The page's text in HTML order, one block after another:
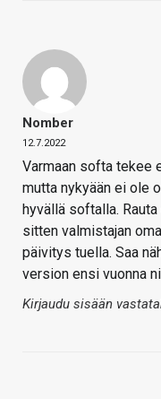
Nomber
12.7.2022
Varmaan softa tekee
mutta nykyään ei ole
hyvällä softalla.
sitten valmistajan
päivitys tuella. Saa
version ensi vuonna
Kirjaudu sisään